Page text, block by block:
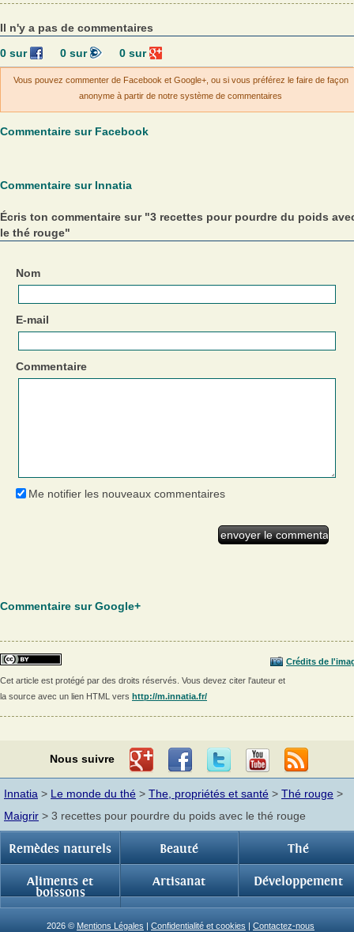
Il n'y a pas de commentaires
0sur 0sur 0 sur
Vous pouvez commenter de Facebook et Google+, ou si vous préférez le faire de façon
anonyme à partir de notre système de commentaires
Commentaire sur Facebook
Commentaire sur Innatia
Écris ton commentaire sur "3 recettes pour pourdre du poids
le thé rouge"
Nom
E-mail
Commentaire
Me notifier les nouveaux commentaires
Commentaire sur Google+
Crédits de
Cet article est protégé par des droits réservés. Vous devez citer l'auteur et
la source avec un lien HTML vers http://m.innatia.fr/
Nous suivre
Innatia > Le monde du thé > The, propriétés et santé > Thé rouge >
Maigrir > 3 recettes pour pourdre du poids avec le thé rouge
Remèdes naturels Beauté Thé
Aliments et
boissons
Artisanat Développement
2026 © Mentions Légales | Confidentialité et cookies | Contactez-nous